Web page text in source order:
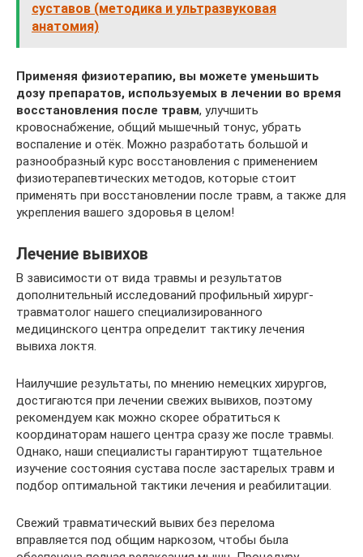
суставов (методика и ультразвуковая
анатомия)
Применяя физиотерапию, вы можете уменьшить
дозу препаратов, используемых в лечении во время
восстановления после травм, улучшить
кровоснабжение, общий мышечный тонус, убрать
воспаление и отёк. Можно разработать большой и
разнообразный курс восстановления с применением
физиотерапевтических методов, которые стоит
применять при восстановлении после травм, а также для
укрепления вашего здоровья в целом!
Лечение вывихов
В зависимости от вида травмы и результатов
дополнительный исследований профильный хирург-
травматолог нашего специализированного
медицинского центра определит тактику лечения
вывиха локтя.
Наилучшие результаты, по мнению немецких хирургов,
достигаются при лечении свежих вывихов, поэтому
рекомендуем как можно скорее обратиться к
координаторам нашего центра сразу же после травмы.
Однако, наши специалисты гарантируют тщательное
изучение состояния сустава после застарелых травм и
подбор оптимальной тактики лечения и реабилитации.
Свежий травматический вывих без перелома
вправляется под общим наркозом, чтобы была